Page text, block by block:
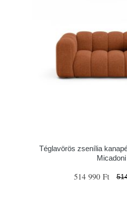
Téglavörös zsenília
Micadoni
514 990 Ft